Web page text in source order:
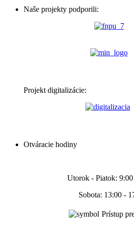
Naše projekty podporili:
Projekt digitalizácie:
Otváracie hodiny
Utorok - Piatok:
Sobota: 13:00 -
Prístup